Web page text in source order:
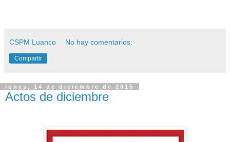
CSPM Luanco No hay comentarios:
Compartir
lunes, 14 de diciembre de 2015
Actos de diciembre